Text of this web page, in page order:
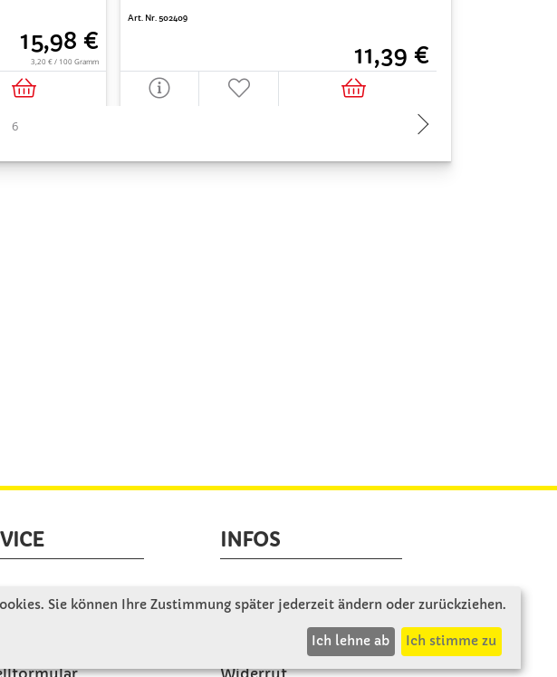
15,98 €
3,20 € / 100 Gramm
Art. Nr. 502409
11,39 €
Gründe für Winkler
INFOS
Zahlung & Versand
Rücksendung
Widerruf
Sie können Ihre Zustimmung später jederzeit ändern oder zurückziehen.
Ich lehne ab Ich stimme zu